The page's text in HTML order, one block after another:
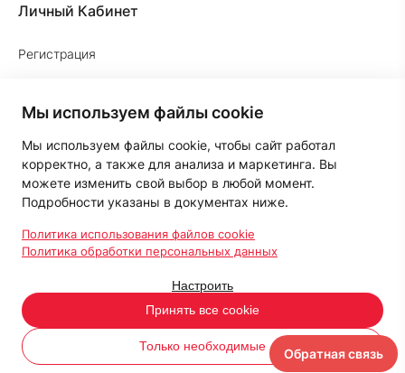
Личный Кабинет
Регистрация
История заказов
Закладки
Бонус-Клуб «Мой Суперпак»
Рассылка
© 2015-2026 Компания "Суперпак"
Политика конфиденциальности
Мы принимаем:
Мы используем файлы cookie
Мы используем файлы cookie, чтобы сайт работал
корректно, а также для анализа и маркетинга. Вы
можете изменить свой выбор в любой момент.
Подробности указаны в документах ниже.
Политика использования файлов cookie
Политика обработки персональных данных
Принять все cookie
Только необходимые
Настроить
Обратная связь